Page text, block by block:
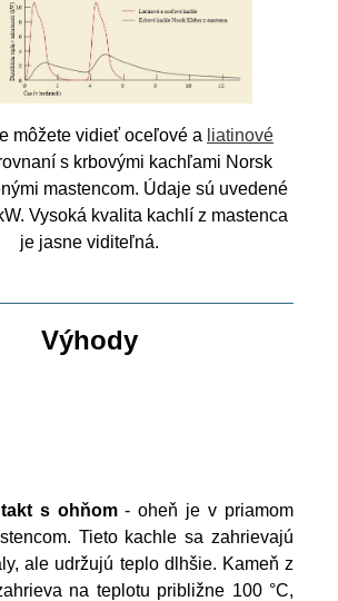
môžete vidieť oceľové a liatinové
s krbovými kachľami Norsk
mastencom. Údaje sú uvedené
Vysoká kvalita kachlí z mastenca
je jasne viditeľná.
Výhody
s ohňom- oheň je v priamom
Tieto kachle sa zahrievajú
ale udržujú teplo dlhšie. Kameň z
na teplotu približne 100 °C,